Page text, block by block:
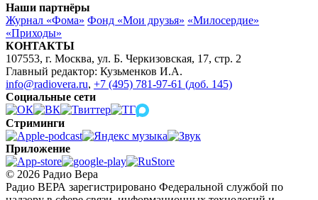
Наши партнёры
Журнал «Фома» Фонд «Мои друзья» «Милосердие»
«Приходы»
КОНТАКТЫ
107553, г. Москва, ул. Б. Черкизовская, 17, стр. 2
Главный редактор: Кузьменков И.А.
info@radiovera.ru, +7 (495) 781-97-61 (доб. 145)
Социальные сети
Стриминги
Приложение
© 2026 Радио Вера
Радио ВЕРА зарегистрировано Федеральной службой по